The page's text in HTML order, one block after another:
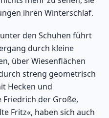
ihren Winterschlaf.
den Schuhen führt
durch kleine
über Wiesenflächen
streng geometrisch
Hecken und
Friedrich der Große,
Fritz«, haben sich auch